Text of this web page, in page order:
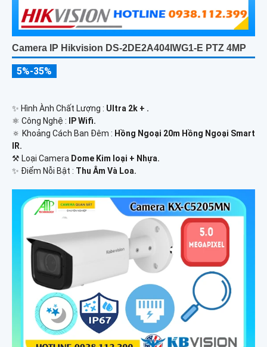
Camera IP Hikvision DS-2DE2A404IWG1-E PTZ 4MP
5%-35%
✨ Hình Ành Chất Lượng : Ultra 2k + .
⚛️ Công Nghệ :
IP Wifi.
🔅 Khoảng Cách Ban Đêm : Hồng Ngoại 20m Hồng Ngoại Smart
IR.
⚒ Loại Camera Dome Kim loại + Nhựa.
️✨ Điểm Nỗi Bật : Thu Âm Và Loa.